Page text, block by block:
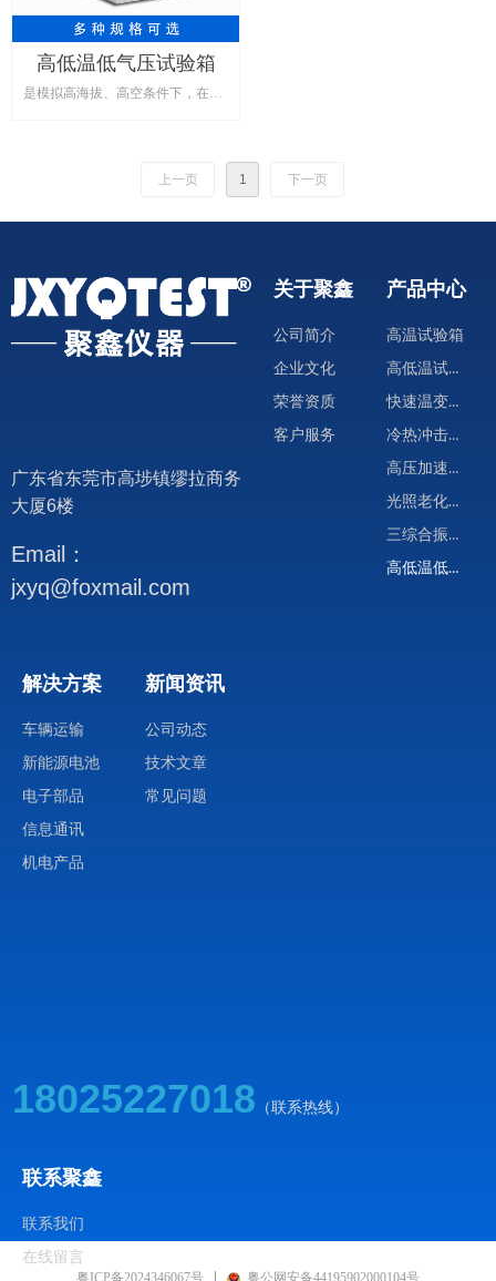
高低温低气压试验箱
是模拟高海拔、高空条件下，在低
动化零组件，汽车部件，电池，平
环试验、温度及高度综合试验，
高、低温试验时本试验箱可用于散
GB 50316-2008 工业金属管道设计
规范
GB/T 3164-2007 真空技术系统图用
GB/T 6070-2007 真空法兰
GJB 1033 卫星热平衡试验方法
QJ 1446A 卫星热平衡试验方法
QJ 2630.1 卫星组件空间环境试验方
法-热平衡试验
QJ 2630.3 卫星组件空间环境试验方
上一页 1 下一页
18025227018 （联系热线）
广东省东莞市高埗镇缪拉商务
大厦6楼
关于聚鑫
公司简介
企业文化
荣誉资质
客户服务
产品中心
高温试验箱
高低温试验箱
快速温变试验箱
冷热冲击试验箱
高压加速试验箱
光照老化试验箱
三综合振动试验箱
高低温低气压试验箱
解决方案
车辆运输
新能源电池
电子部品
信息通讯
机电产品
新闻资讯
公司动态
技术文章
常见问题
联系聚鑫
联系我们
在线留言
Email：
jxyq@foxmail.com
粤ICP备2024346067号 粤公网安备44195902000104号